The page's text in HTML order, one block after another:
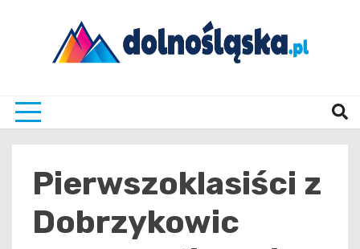
Pierwszoklasiści z
Dobrzykowic